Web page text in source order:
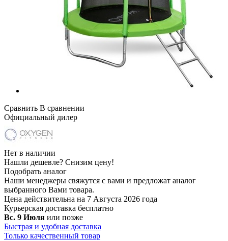
Сравнить В сравнении
Официальный дилер
Нет в наличии
Нашли дешевле? Снизим цену!
Подобрать аналог
Наши менеджеры свяжутся с вами и предложат аналог
выбранного Вами товара.
Цена действительна на 7 Августа 2026 года
Курьерская доставка бесплатно
Вс. 9 Июля или позже
Быстрая и удобная доставка
Только качественный товар